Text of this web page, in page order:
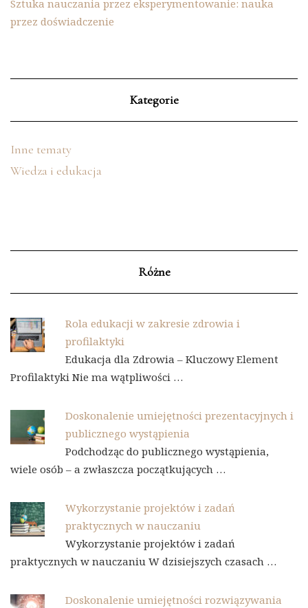
Sztuka nauczania przez eksperymentowanie: nauka
przez doświadczenie
Kategorie
Inne tematy
Wiedza i edukacja
Różne
Rola edukacji w zakresie zdrowia i
profilaktyki
Edukacja dla Zdrowia – Kluczowy Element
Profilaktyki Nie ma wątpliwości …
Doskonalenie umiejętności prezentacyjnych i
publicznego wystąpienia
Podchodząc do publicznego wystąpienia,
wiele osób – a zwłaszcza początkujących …
Wykorzystanie projektów i zadań
praktycznych w nauczaniu
Wykorzystanie projektów i zadań
praktycznych w nauczaniu W dzisiejszych czasach …
Doskonalenie umiejętności rozwiązywania